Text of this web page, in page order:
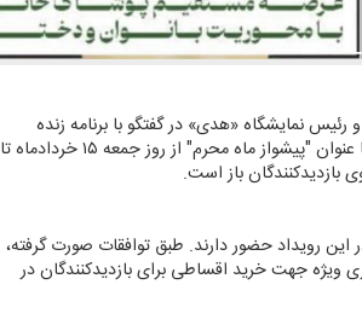
نمایشگاه «هدی» در گفتگو با برنامه زنده
«صبح نو، تهران نو» با اعلام جزئیات نهمین نمایشگاه پوشاك ایرانی-اسلامی «هدی» اظهار داشت: این نمایشگاه با عنوان "پیشواز ماه محرم" از روز جمعه ۱۵ خردادماه تا
برتر حوزه پوشاك ایرانی-اسلامی در این رویداد حضور دارند. طبق توافقات صورت گرفته،
اعتباری ویژه جهت خرید اقساطی برای بازدیدكنندگان در